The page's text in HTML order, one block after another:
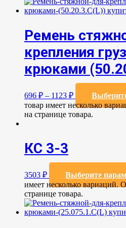
Ремень
крепления
крюками
696 ₽ – 1123 ₽
товар имеет несколько
на странице товара.
КС 3-3
3503 ₽ Выберите
имеет несколько вариаций.
странице товара.